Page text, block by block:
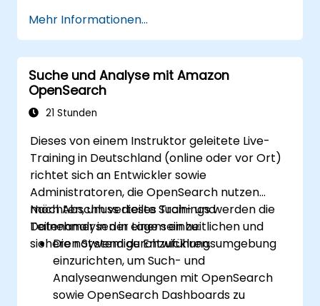
Entwicklungsfortschritten.
Mehr Informationen...
Suche und Analyse mit Amazon
OpenSearch
21 Stunden
Dieses von einem Instruktor geleitete Live-
Training in Deutschland (online oder vor Ort)
richtet sich an Entwickler sowie
Administratoren, die OpenSearch nutzen
möchten, um verteilte Such- und
Datenanalysen in einem einheitlichen und
sicheren System durchzuführen.
Nach Abschluss dieses Trainings werden die
Teilnehmer in der Lage sein zu:
Die notwendige Entwicklungsumgebung
einzurichten, um Such- und
Analyseanwendungen mit OpenSearch
sowie OpenSearch Dashboards zu